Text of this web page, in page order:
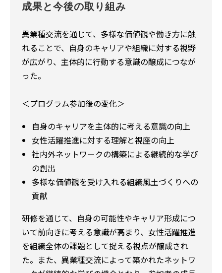
成果と今後の取り組み
異業種交流を通じて、多様な価値観や働き方に触
れることで、自身のキャリアや組織に対する視野
が広がり、主体的に行動する意識の醸成につなが
った。
＜プログラム参加後の変化＞
自身のキャリアを主体的に考える意識の向上
女性活躍推進に対する理解と視座の向上
社内外ネットワークの構築による継続的な学び
の創出
多様な価値観を受け入れる組織風土づくりへの
貢献
研修を通じて、自身の可能性やキャリア形成につ
いて前向きに考える意識が高まり、女性活躍推進
を組織全体の課題として捉える視点が醸成され
た。また、異業種交流によって築かれたネットワ